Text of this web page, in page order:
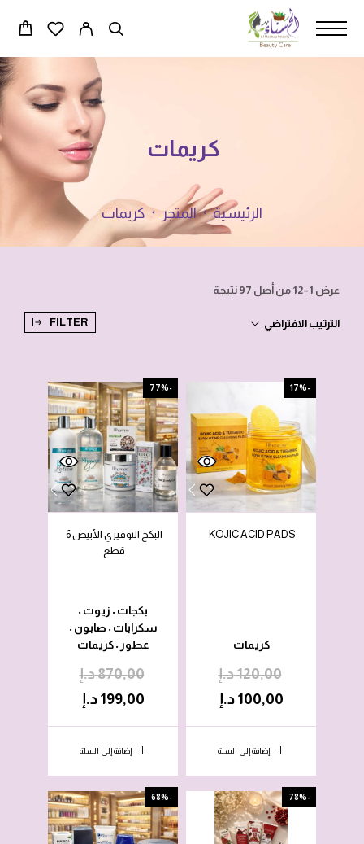
كريمات
الرئيسية المتجر كريمات
عرض 1–12 من أصل 97 نتيجة
الترتيب الافتراضي FILTER
-17%
إضافة إلى السلة
KOJIC ACID PADS
كريمات
120,00د.إ
100,00 د.إ
-77%
إضافة إلى السلة
البكج التوفيري الأبيض 6
قطع
بكجات • زيوت •
سكرابات • صابون •
عطور •كريمات
870,00د.إ
199,00 د.إ
-78%
-68%